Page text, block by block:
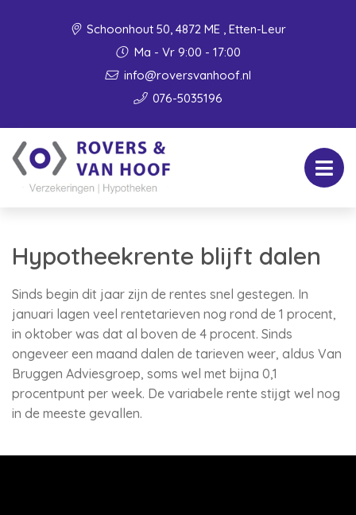
Schoonhout 50, 4872 ME , Etten-Leur
Ma - Vr 9:00 - 17:00
info@roversvanhoof.nl
076-5035196
Hypotheekrente blijft dalen
Sinds begin dit jaar zijn de rentes snel gestegen. In
januari lagen veel rentetarieven nog rond de 1 procent,
in oktober was dat al boven de 4 procent. Sinds
ongeveer een maand dalen de tarieven weer, aldus Van
Bruggen Adviesgroep, soms wel met bijna 0,1
procentpunt per week. De variabele rente stijgt wel nog
in de meeste gevallen.